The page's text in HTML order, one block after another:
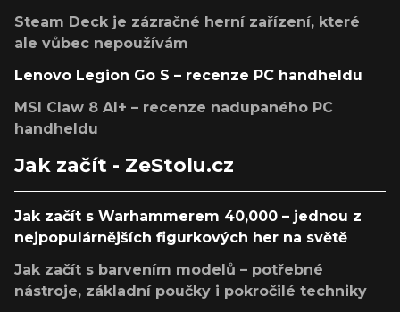
Steam Deck je zázračné herní zařízení, které
ale vůbec nepoužívám
Lenovo Legion Go S – recenze PC handheldu
MSI Claw 8 AI+ – recenze nadupaného PC
handheldu
Jak začít - ZeStolu.cz
Jak začít s Warhammerem 40,000 – jednou z
nejpopulárnějších figurkových her na světě
Jak začít s barvením modelů – potřebné
nástroje, základní poučky i pokročilé techniky